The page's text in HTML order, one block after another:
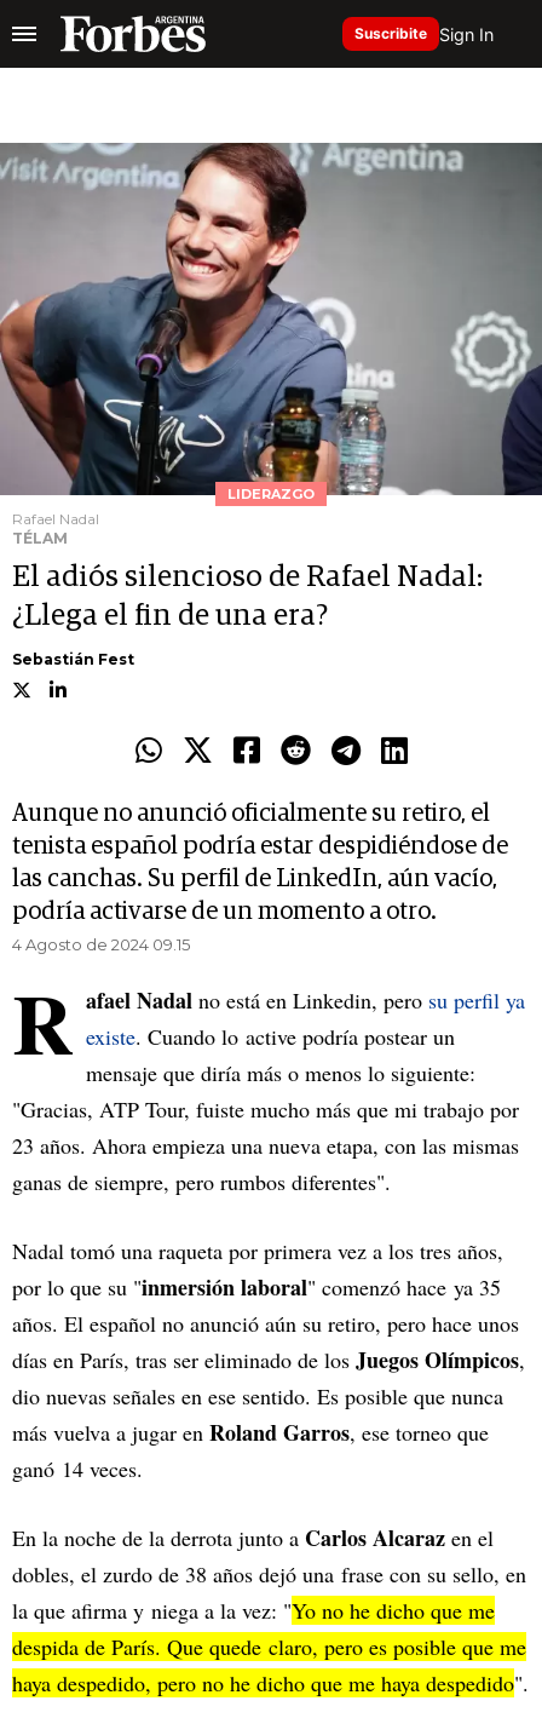
Suscribite Sign In
LIDERAZGO
Rafael Nadal
TÉLAM
El adiós silencioso de Rafael Nadal:
¿Llega el fin de una era?
Sebastián Fest
Aunque no anunció oficialmente su retiro, el
tenista español podría estar despidiéndose de
las canchas. Su perfil de LinkedIn, aún vacío,
podría activarse de un momento a otro.
4 Agosto de 2024 09.15
R afael Nadal no está en Linkedin, pero su perfil ya
existe. Cuando lo active podría postear un
mensaje que diría más o menos lo siguiente:
"Gracias, ATP Tour, fuiste mucho más que mi trabajo por
23 años. Ahora empieza una nueva etapa, con las mismas
ganas de siempre, pero rumbos diferentes".
Nadal tomó una raqueta por primera vez a los tres años,
por lo que su "inmersión laboral" comenzó hace ya 35
años. El español no anunció aún su retiro, pero hace unos
días en París, tras ser eliminado de los Juegos Olímpicos,
dio nuevas señales en ese sentido. Es posible que nunca
más vuelva a jugar en Roland Garros, ese torneo que
ganó 14 veces.
En la noche de la derrota junto a Carlos Alcaraz en el
dobles, el zurdo de 38 años dejó una frase con su sello, en
la que afirma y niega a la vez: "Yo no he dicho que me
despida de París. Que quede claro, pero es posible que me
haya despedido, pero no he dicho que me haya despedido".